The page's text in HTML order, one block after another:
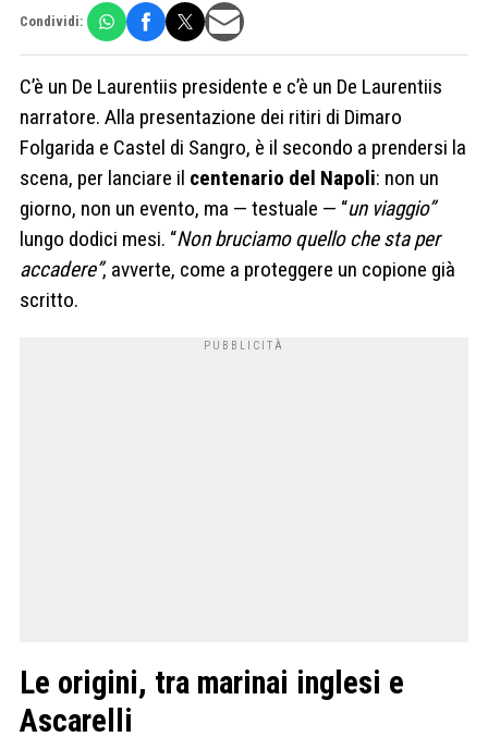
Condividi:
C’è un De Laurentiis presidente e c’è un De Laurentiis
narratore. Alla presentazione dei ritiri di Dimaro
Folgarida e Castel di Sangro, è il secondo a prendersi la
scena, per lanciare il centenario del Napoli: non un
giorno, non un evento, ma — testuale — “un viaggio”
lungo dodici mesi. “Non bruciamo quello che sta per
accadere”, avverte, come a proteggere un copione già
scritto.
Le origini, tra marinai inglesi e
Ascarelli